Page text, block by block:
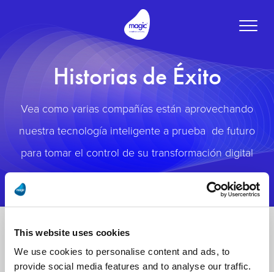
This website uses cookies
We use cookies to personalise content and ads, to
provide social media features and to analyse our traffic.
Toggle
Historias de Éxito
Vea como varias compañías están aprovechando
nuestra tecnología inteligente a prueba de futuro
para tomar el control de su transformación digital